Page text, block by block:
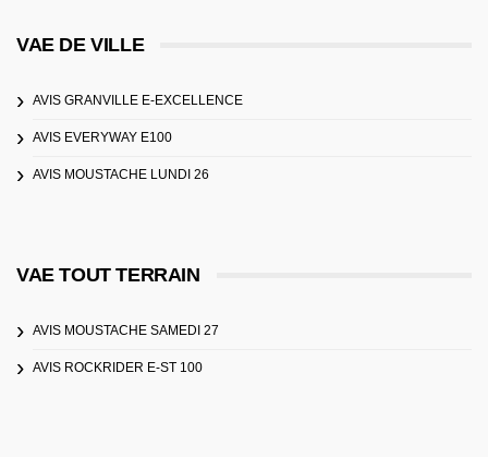
VAE DE VILLE
AVIS GRANVILLE E-EXCELLENCE
AVIS EVERYWAY E100
AVIS MOUSTACHE LUNDI 26
VAE TOUT TERRAIN
AVIS MOUSTACHE SAMEDI 27
AVIS ROCKRIDER E-ST 100